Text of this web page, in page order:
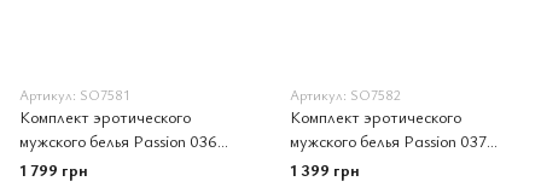
Артикул: SO7581
Комплект эротического
мужского белья Passion 036
ALFRED XXL/XXXL Black,
1 799 грн
Артикул: SO7582
Комплект эротического
мужского белья Passion 037
GREGORY L/XL White, трусы,
1 399 грн